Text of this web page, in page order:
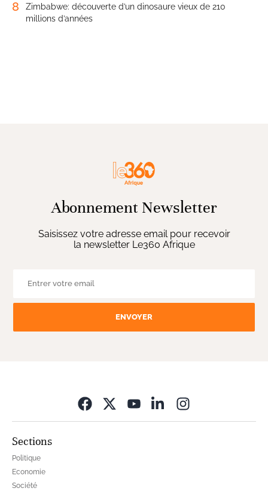
8
Zimbabwe: découverte d’un dinosaure vieux de 210
millions d’années
Abonnement Newsletter
Saisissez votre adresse email pour recevoir
la newsletter Le360 Afrique
ENVOYER
Sections
Politique
Economie
Société